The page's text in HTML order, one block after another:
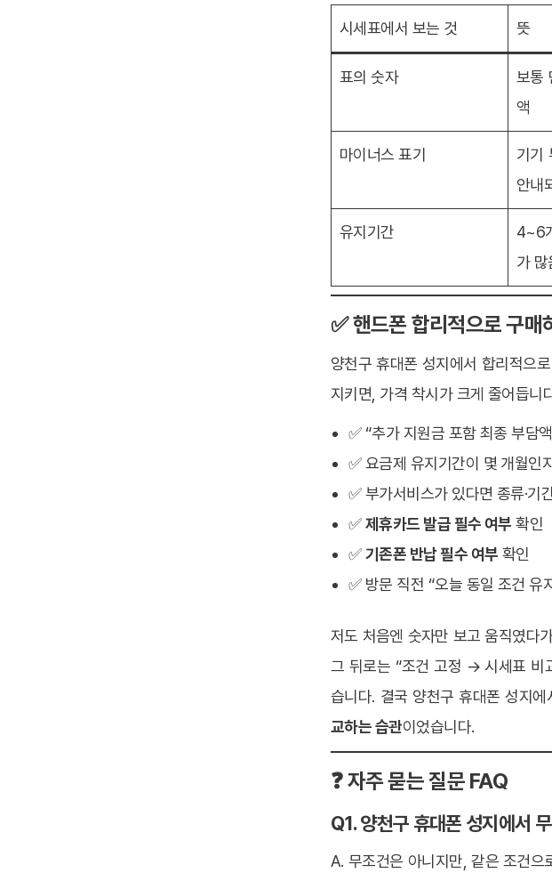
시세표에서 보는 것 뜻
표의 숫자
보통
액
마이너스 표기
기기
안내
유지기간
4~6
가 많
✅ 핸드폰 합리적으로 구매
양천구 휴대폰 성지에서 합리적으
지키면, 가격 착시가 크게 줄어듭니
✅ “추가 지원금 포함 최종 부담
✅ 요금제 유지기간이 몇 개월인
✅ 부가서비스가 있다면 종류·기
✅제휴카드 발급 필수 여부 확인
✅기존폰 반납 필수 여부 확인
✅ 방문 직전 “오늘 동일 조건 유
저도 처음엔 숫자만 보고 움직였다
그 뒤로는 “조건 고정 → 시세표 비
습니다. 결국 양천구 휴대폰 성지
교하는 습관이었습니다.
❓ 자주 묻는 질문 FAQ
Q1. 양천구 휴대폰 성지에서
A. 무조건은 아니지만, 같은 조건으